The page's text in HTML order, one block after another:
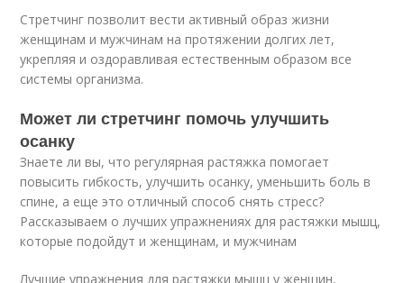
Стретчинг позволит вести активный образ жизни
женщинам и мужчинам на протяжении долгих лет,
укрепляя и оздоравливая естественным образом все
системы организма.
Может ли стретчинг помочь улучшить
осанку
Знаете ли вы, что регулярная растяжка помогает
повысить гибкость, улучшить осанку, уменьшить боль в
спине, а еще это отличный способ снять стресс?
Рассказываем о лучших упражнениях для растяжки мышц,
которые подойдут и женщинам, и мужчинам
Лучшие упражнения для растяжки мышц у женщин,